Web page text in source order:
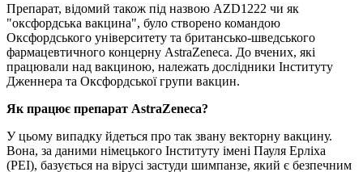
Препарат, відомий також під назвою AZD1222 чи як
"оксфордська вакцина", було створено командою
Оксфордського університету та британсько-шведського
фармацевтичного концерну AstraZeneca. До вчених, які
працювали над вакциною, належать дослідники Інституту
Дженнера та Оксфордської групи вакцин.
Як працює препарат AstraZeneca?
У цьому випадку йдеться про так звану векторну вакцину.
Вона, за даними німецького Інституту імені Пауля Ерліха
(PEI), базується на вірусі застуди шимпанзе, який є безпечним